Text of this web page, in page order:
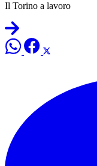
Il Torino a lavoro